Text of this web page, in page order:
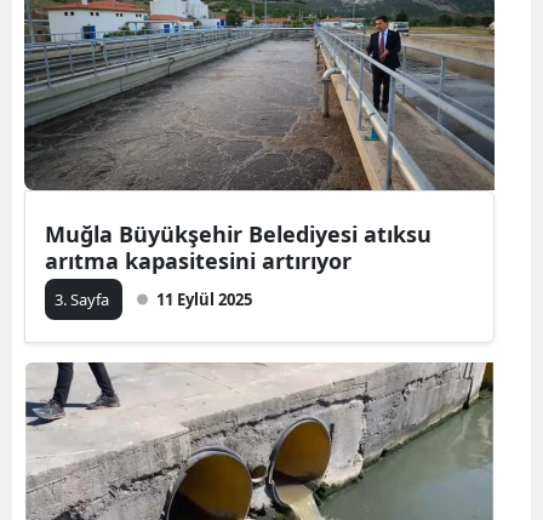
Muğla Büyükşehir Belediyesi atıksu
arıtma kapasitesini artırıyor
3. Sayfa 11 Eylül 2025